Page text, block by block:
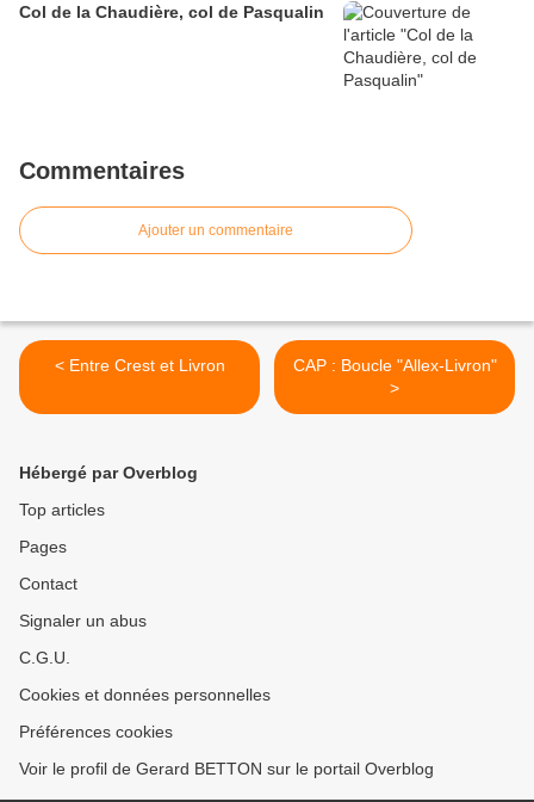
Col de la Chaudière, col de Pasqualin
Commentaires
Ajouter un commentaire
< Entre Crest et Livron
CAP : Boucle "Allex-Livron"
>
Hébergé par Overblog
Top articles
Pages
Contact
Signaler un abus
C.G.U.
Cookies et données personnelles
Préférences cookies
Voir le profil de Gerard BETTON sur le portail Overblog